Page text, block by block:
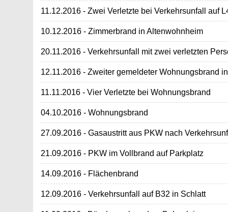
11.12.2016 - Zwei Verletzte bei Verkehrsunfall auf
10.12.2016 - Zimmerbrand in Altenwohnheim
20.11.2016 - Verkehrsunfall mit zwei verletzten
12.11.2016 - Zweiter gemeldeter Wohnungsbrand
11.11.2016 - Vier Verletzte bei Wohnungsbrand
04.10.2016 - Wohnungsbrand
27.09.2016 - Gasaustritt aus PKW nach
21.09.2016 - PKW im Vollbrand auf Parkplatz
14.09.2016 - Flächenbrand
12.09.2016 - Verkehrsunfall auf B32 in Schlatt